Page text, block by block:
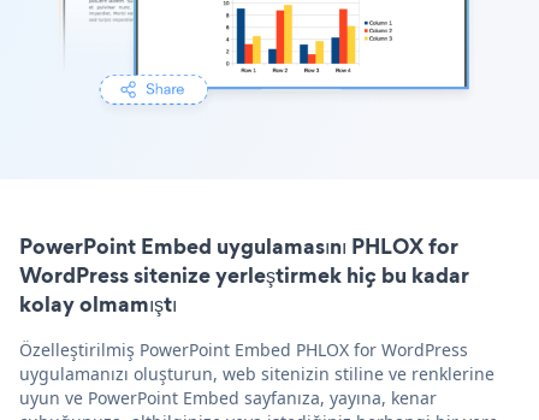
PowerPoint Embed uygulamasını PHLOX for
WordPress sitenize yerleştirmek hiç bu kadar
kolay olmamıştı
Özelleştirilmiş PowerPoint Embed PHLOX for WordPress
uygulamanızı oluşturun, web sitenizin stiline ve renklerine
uyun ve PowerPoint Embed sayfanıza, yayına, kenar